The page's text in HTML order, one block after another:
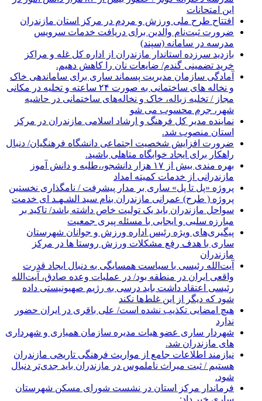
این امتحانات
افتتاح طرح ملی ورزش و مردم در مرکز استان مازندران
ضرورت ثبت‌نام والدین برای دریافت خدمات سرویس
مدرسه در سامانه (سپند)
بازدید سرزده استاندار مازندران از اداره کل غله و مراکز
خرید تضمینی گندم/ ضایعات نان را کاهش دهیم.
آمادگی سازمان مدیریت پسماند ساری برای ساماندهی خاک
و نخاله های ساختمانی به صورت ۲۴ ساعته و تخلیه در مکانی
مجاز / تخلیه زباله، خاک و نخاله‌های ساختمانی در حاشیه
شهر، جرم محسوب می شو
نماینده مدیر کل فرهنگ و ارشاد اسلامی مازندران در مرکز
استان منصوب شد.
ضرورت افزایش شخصیت اجتماعی دانشگاه فرهنگیان/ دنبال
راهکار برای ایجاد خوابگاه متاهلی باشید.
بهره مندی بیش از ۱۷ هزار دانشجو،،طلبه و دانش آموز
مازندرانی از خدمات کمیته امداد
پروژه «پل تا پل» ساری بر مدار پیشرفت / نامگذاری نخستین
پروژه ( طرح) عمرانی مازندران بنام سید الشـهـد ای خدمت
سواحل مازندران باید یک تولیت خاص داشته باشد/ تاکید بر
مبارزه سلبی و ایجابی با مسئله پیری جمعیت
پیگیری‌های ویژه رئیس اداره ورزش و جوانان شهرستان
ساری با هدف رفع مشکلات ورزش روستا ها در مرکز
مازندران
آیت‌الله رئیسی با سیاست همسایگی به دنبال ایجاد قدرت
واقعی ایران در منطقه بود/ در عملیات وعده صادق، آیت‌الله
رئیسی اعتقاد داشت باید درسی به رژیم صهیونیستی داده
شود که دیگر از این غلط‌ها نکند
هیچ امضایی تکذیب نشده است/ علی باقری در ایران حضور
ندارد
شهردار ساری عضو هیات مدیره سازمان همیاری و شهرداری
های مازندران شد.
نیازمند اطلاعات جامع از مواریث فرهنگی تاریخی مازندران
هستیم / ثبت میراث ناملموس در مازندران باید جدی‌تر دنبال
شود.
فرماندار مرکز استان در نشست شورای مسکن شهرستان
ساری خبر داد: